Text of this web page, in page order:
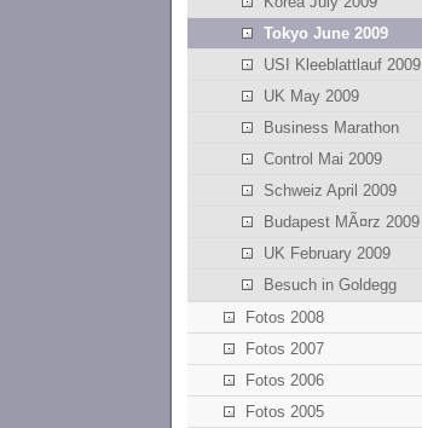
Tokyo June 2009
USI Kleeblattlauf 2009
UK May 2009
Business Marathon
Control Mai 2009
Schweiz April 2009
Budapest MÃ¤rz 2009
UK February 2009
Besuch in Goldegg
Fotos 2008
Fotos 2007
Fotos 2006
Fotos 2005